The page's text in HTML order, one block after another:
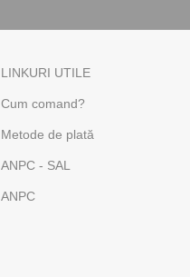
LINKURI UTILE
Cum comand?
Metode de plată
ANPC - SAL
ANPC